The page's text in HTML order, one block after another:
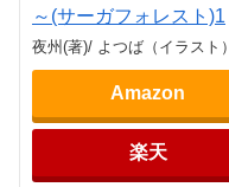
～(サーガフォレスト)1
夜州(著)/ よつば（イラスト）
Amazon
楽天